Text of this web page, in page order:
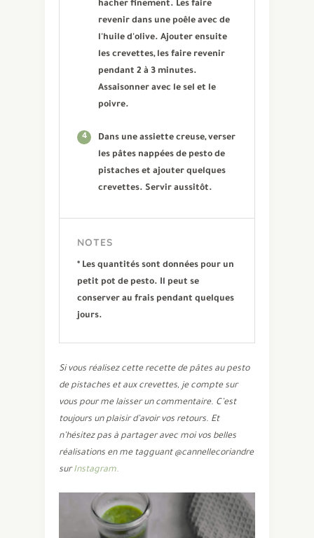
hacher finement. Les faire
revenir dans une poêle avec de
l'huile d'olive. Ajouter ensuite
les crevettes, les faire revenir
pendant 2 à 3 minutes.
Assaisonner avec le sel et le
poivre.
4
Dans une assiette creuse, verser
les pâtes nappées de pesto de
pistaches et ajouter quelques
crevettes. Servir aussitôt.
NOTES
* Les quantités sont données pour un
petit pot de pesto. Il peut se
conserver au frais pendant quelques
jours.
Si vous réalisez cette recette de pâtes au pesto
de pistaches et aux crevettes,je compte sur
vous pour me laisser un commentaire. C’est
toujours un plaisir d’avoir vos retours. Et
n’hésitez pas à partager avec moi vos belles
réalisations en me tagguant @cannellecoriandre
surInstagram.